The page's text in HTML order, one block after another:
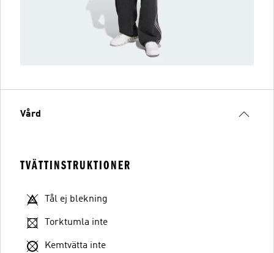
Vård
TVÄTTINSTRUKTIONER
Tål ej blekning
Torktumla inte
Kemtvätta inte